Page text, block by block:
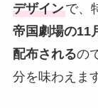
デザインで、
帝国劇場の11
配布されるの
分を味わえま